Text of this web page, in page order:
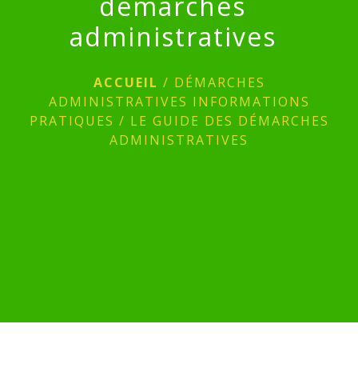
administratives
ACCUEIL / DÉMARCHES
ADMINISTRATIVES INFORMATIONS
PRATIQUES / LE GUIDE DES DÉMARCHES
ADMINISTRATIVES